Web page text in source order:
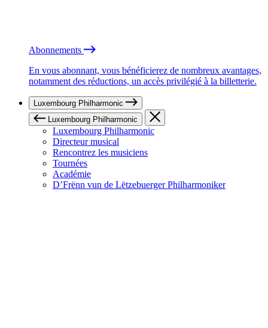
Abonnements
En vous abonnant, vous bénéficierez de nombreux avantages,
notamment des réductions, un accès privilégié à la billetterie.
Luxembourg Philharmonic
Luxembourg Philharmonic
Luxembourg Philharmonic
Directeur musical
Rencontrez les musiciens
Tournées
Académie
D’Frënn vun de Lëtzebuerger Philharmoniker